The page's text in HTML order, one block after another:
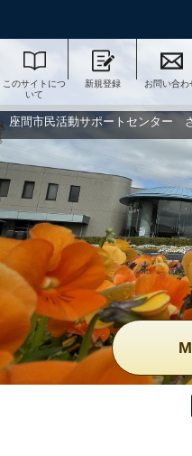
このサイトにつ
いて
新規登録 お問い合わ
座間市民活動サポートセンター